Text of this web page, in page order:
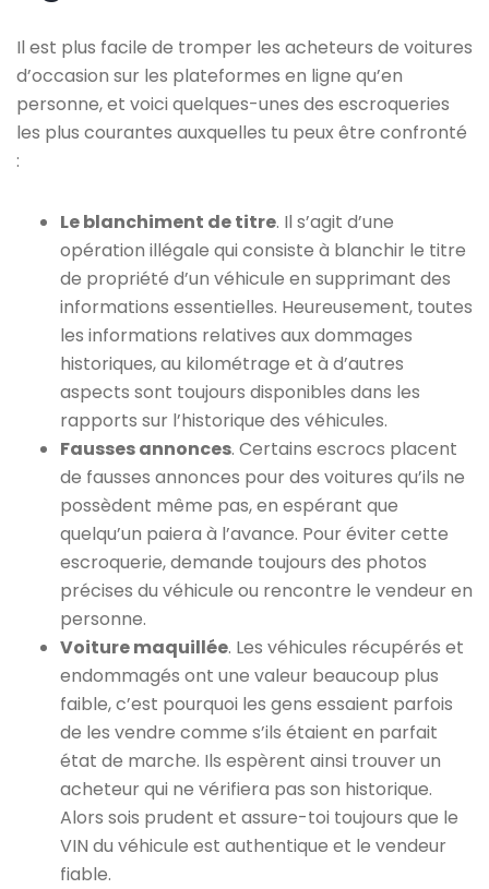
Il est plus facile de tromper les acheteurs de voitures
d’occasion sur les plateformes en ligne qu’en
personne, et voici quelques-unes des escroqueries
les plus courantes auxquelles tu peux être confronté
:
Le blanchiment de titre. Il s’agit d’une
opération illégale qui consiste à blanchir le titre
de propriété d’un véhicule en supprimant des
informations essentielles. Heureusement, toutes
les informations relatives aux dommages
historiques, au kilométrage et à d’autres
aspects sont toujours disponibles dans les
rapports sur l’historique des véhicules.
Fausses annonces. Certains escrocs placent
de fausses annonces pour des voitures qu’ils ne
possèdent même pas, en espérant que
quelqu’un paiera à l’avance. Pour éviter cette
escroquerie, demande toujours des photos
précises du véhicule ou rencontre le vendeur en
personne.
Voiture maquillée. Les véhicules récupérés et
endommagés ont une valeur beaucoup plus
faible, c’est pourquoi les gens essaient parfois
de les vendre comme s’ils étaient en parfait
état de marche. Ils espèrent ainsi trouver un
acheteur qui ne vérifiera pas son historique.
Alors sois prudent et assure-toi toujours que le
VIN du véhicule est authentique et le vendeur
fiable.